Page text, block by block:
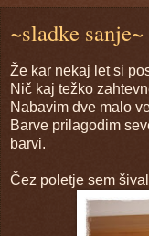
~sladke sanje~
Že kar nekaj let si
Nič kaj težko
Nabavim dve malo
Barve prilagodim
barvi.
Čez poletje sem